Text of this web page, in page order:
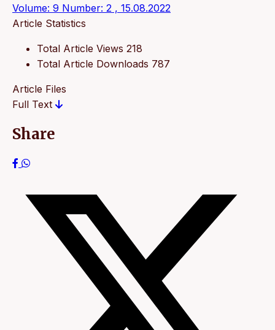
Volume: 9 Number: 2 , 15.08.2022
Article Statistics
Total Article Views 218
Total Article Downloads 787
Article Files
Full Text
Share